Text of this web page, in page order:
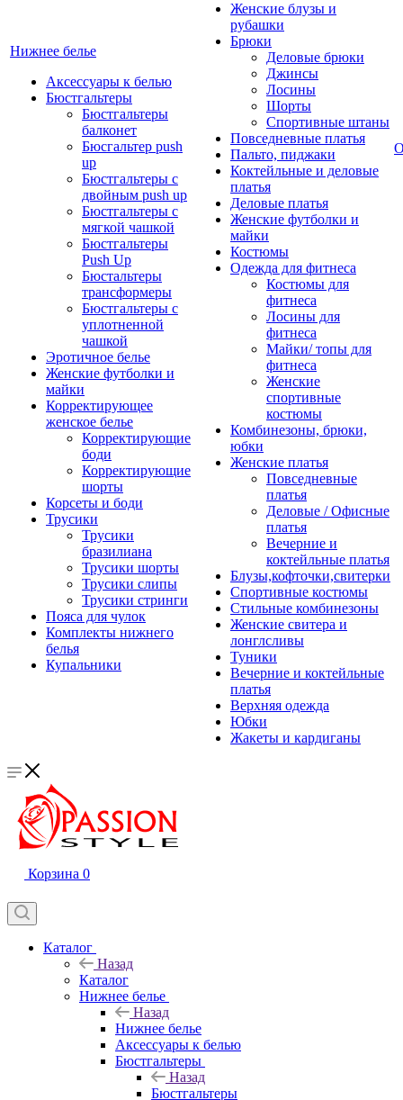
Нижнее белье
Аксессуары к белью
Бюстгальтеры
Бюстгальтеры
балконет
Бюсгальтер push
up
Бюстгальтеры с
двойным push up
Бюстгальтеры с
мягкой чашкой
Бюстгальтеры
Push Up
Бюстальтеры
трансформеры
Бюстгальтеры с
уплотненной
чашкой
Эротичное белье
Женские футболки и
майки
Корректирующее
женское белье
Корректирующие
боди
Корректирующие
шорты
Корсеты и боди
Трусики
Трусики
бразилиана
Трусики шорты
Трусики слипы
Трусики стринги
Пояса для чулок
Комплекты нижнего
белья
Купальники
Женские блузы и
рубашки
Брюки
Деловые брюки
Джинсы
Лосины
Шорты
Спортивные штаны
Повседневные платья
Пальто, пиджаки
Коктейльные и деловые
платья
Деловые платья
Женские футболки и
майки
Костюмы
Одежда для фитнеса
Костюмы для
фитнеса
Лосины для
фитнеса
Майки/ топы для
фитнеса
Женские
спортивные
костюмы
Комбинезоны, брюки,
юбки
Женские платья
Повседневные
платья
Деловые / Офисные
платья
Вечерние и
коктейльные платья
Блузы,кофточки,свитерки
Спортивные костюмы
Стильные комбинезоны
Женские свитера и
лонглсливы
Туники
Вечерние и коктейльные
платья
Верхняя одежда
Юбки
Жакеты и кардиганы
Корзина 0
Каталог
Назад
Каталог
Нижнее белье
Назад
Нижнее белье
Аксессуары к белью
Бюстгальтеры
Назад
Бюстгальтеры